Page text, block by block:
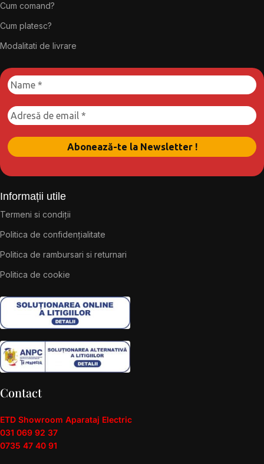
Cum comand?
Cum platesc?
Modalitati de livrare
Informații utile
Termeni si condiții
Politica de confidențialitate
Politica de rambursari si returnari
Politica de cookie
Contact
ETD Showroom Aparataj Electric
031 069 92 37
0735 47 40 91